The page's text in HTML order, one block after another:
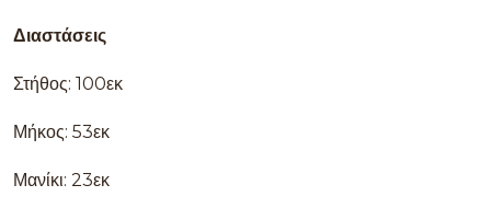
Διαστάσεις
Στήθος: 100εκ
Μήκος: 53εκ
Μανίκι: 23εκ